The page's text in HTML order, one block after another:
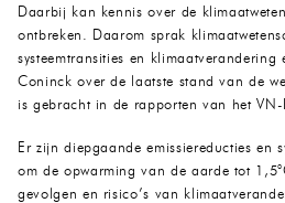
Daarbij kan kennis over de
ontbreken. Daarom sprak
systeemtransities en klimaatverandering
Coninck over de laatste stand van de
is gebracht in de rapporten van het
Er zijn diepgaande emissiereducties en
om de opwarming van de aarde tot
gevolgen en risico’s van